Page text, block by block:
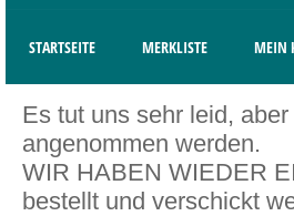
STARTSEITE MERKLISTE MEIN
Es tut uns sehr leid,
angenommen werden.
WIR HABEN WIEDER
bestellt und verschickt